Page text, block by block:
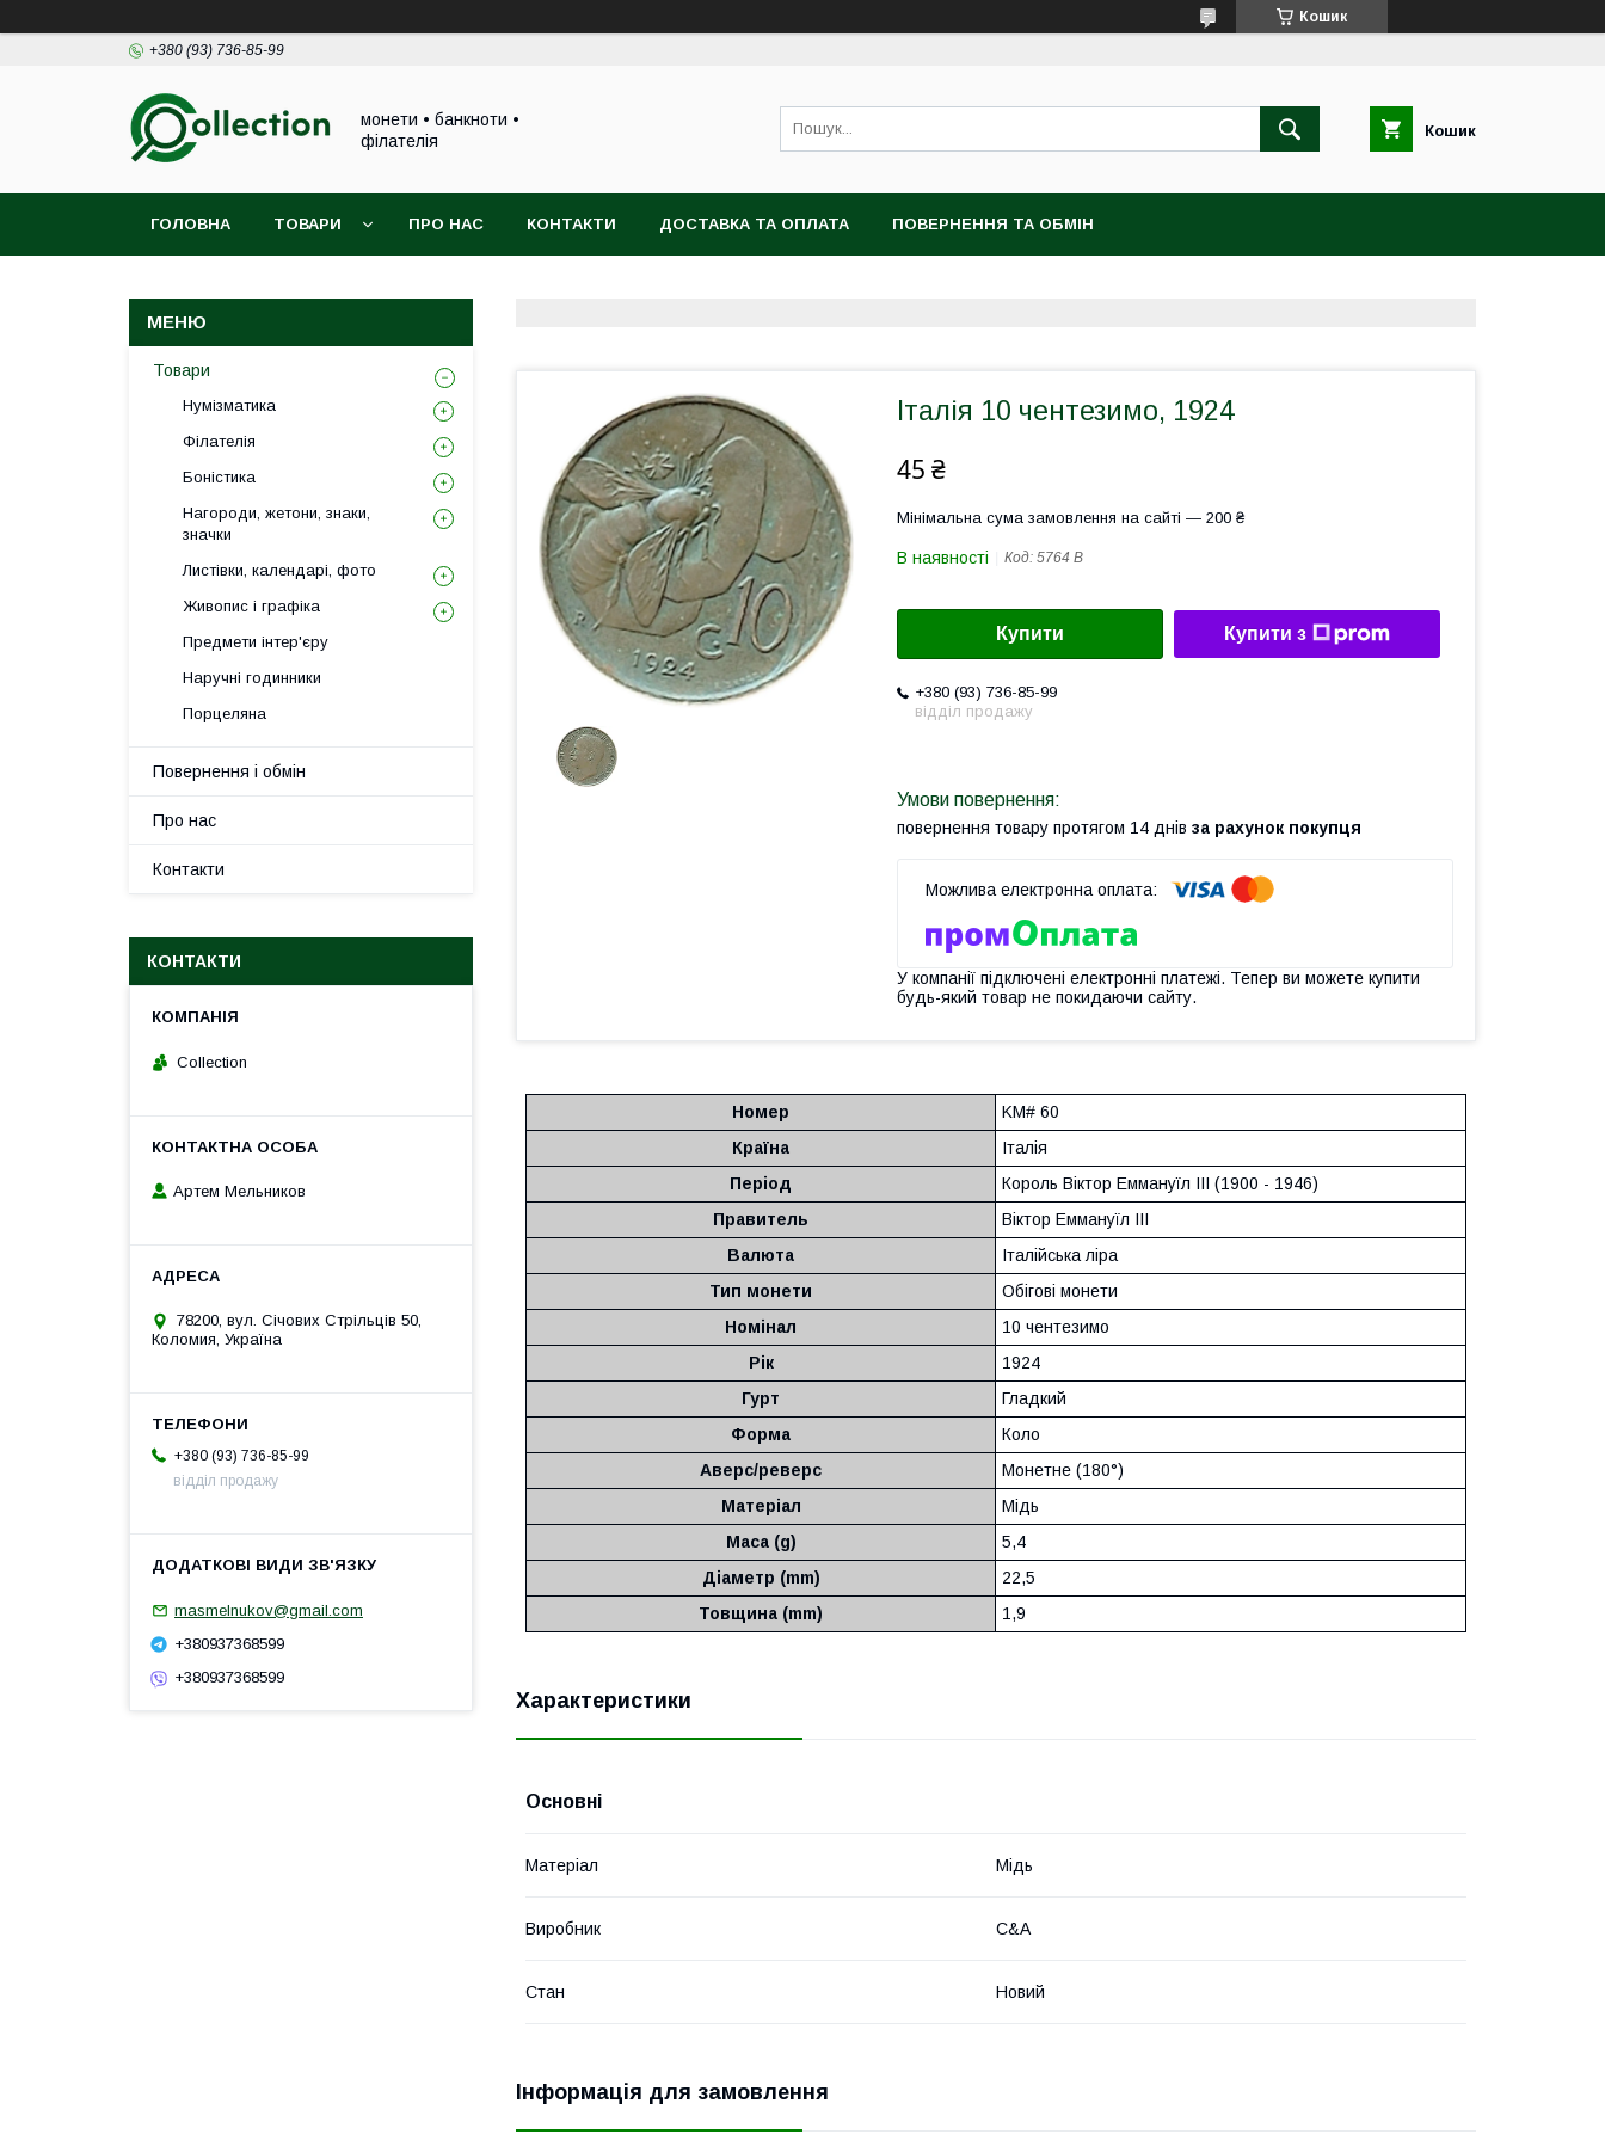
Кошик
+380 (93) 736-85-99
монети • банкноти •
філателія
Кошик
ГОЛОВНА ТОВАРИ ПРО НАС КОНТАКТИ ДОСТАВКА ТА ОПЛАТА ПОВЕРНЕННЯ ТА ОБМІН
Італія 10 чентезимо, 1924
45 ₴
Мінімальна сума замовлення на сайті — 200 ₴
В наявності Код: 5764 B
Купити Купити з
+380 (93) 736-85-99
відділ продажу
повернення товару протягом 14 днів за рахунок покупця
У компанії підключені електронні платежі. Тепер ви можете купити
будь-який товар не покидаючи сайту.
Номер
KM# 60
Країна
Італія
Період
Король Віктор Еммануїл III (1900 - 1946)
Правитель
Віктор Еммануїл III
Валюта
Італійська ліра
Тип монети
Обігові монети
Номінал
10 чентезимо
Рік
1924
Гурт
Гладкий
Форма
Коло
Аверс/реверс
Монетне (180°)
Матеріал
Мідь
Маса (g)
5,4
Діаметр (mm)
22,5
Товщина (mm)
1,9
Характеристики
Основні
Матеріал Мідь
Виробник C&A
Стан Новий
Інформація для замовлення
Товари
Нумізматика
Філателія
Боністика
Нагороди, жетони, знаки,
значки
Листівки, календарі, фото
Живопис і графіка
Предмети інтер'єру
Наручні годинники
Порцеляна
Повернення і обмін
Про нас
Контакти
КОНТАКТИ
Collection
Артем Мельников
78200, вул. Січових Стрільців 50,
Коломия, Україна
+380 (93) 736-85-99
відділ продажу
masmelnukov@gmail.com
+380937368599
+380937368599